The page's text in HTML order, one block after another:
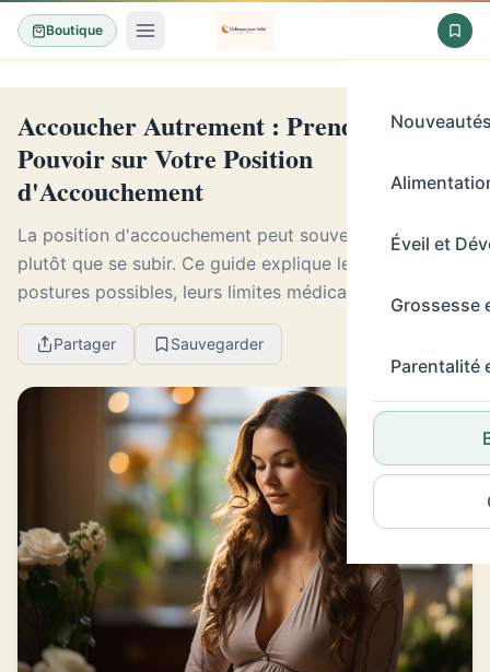
Boutique
Éveil et
Grossesse
Parentalité
Accoucher Autrement : Prendre le
Pouvoir sur Votre Position
d'Accouchement
La position d'accouchement peut souvent se choisir
plutôt que se subir. Ce guide explique les grandes
postures possibles, leurs limites médicales et
comment préparer sereinement vos souhaits avec
l'éq...Partager Sauvegarder